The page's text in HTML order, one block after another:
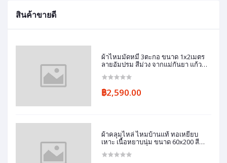
สินค้าขายดี
ผ้าไหมมัดหมี่ 3ตะกอ ขนาด 1x2เมตร
ลายอัมปรม สีม่วง จากแม่กันยา แก้ว
฿2,590.00
ผ้าคลุมไหล่ ไหมบ้านแท้ ทอเหยียบ
เหาะ เนื้อหยาบนุ่ม ขนาด 60x200 สี
นทมอ